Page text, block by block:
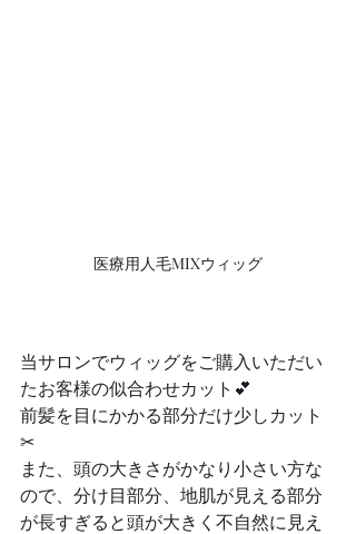
医療用人毛MIXウィッグ
当サロンでウィッグをご購入いただい
たお客様の似合わせカット💕
前髪を目にかかる部分だけ少しカット
✂︎
また、頭の大きさがかなり小さい方な
ので、分け目部分、地肌が見える部分
が長すぎると頭が大きく不自然に見え